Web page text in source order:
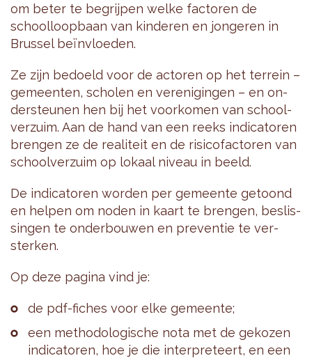
om beter te be­grij­pen welke fac­to­ren de
school­loop­baan van kin­de­ren en jon­ge­ren in
Brus­sel beïnvloe­den.
Ze zijn be­doeld voor de ac­to­ren op het ter­rein –
ge­meen­ten, scho­len en ver­e­ni­gin­gen – en on­
der­steu­nen hen bij het voor­ko­men van school­
ver­zuim. Aan de hand van een reeks in­di­ca­to­ren
bren­gen ze de re­a­li­teit en de ri­si­co­fac­to­ren van
school­ver­zuim op lo­kaal ni­veau in beeld.
De in­di­ca­to­ren wor­den per ge­meen­te ge­toond
en hel­pen om noden in kaart te bren­gen, be­slis­
sin­gen te on­der­bou­wen en pre­ven­tie te ver­
ster­ken.
Op deze pa­gi­na vind je:
de pdf-fi­ches voor elke ge­meen­te;
een me­tho­do­lo­gi­sche nota met de ge­ko­zen
in­di­ca­to­ren, hoe je die in­ter­pre­teert, en een